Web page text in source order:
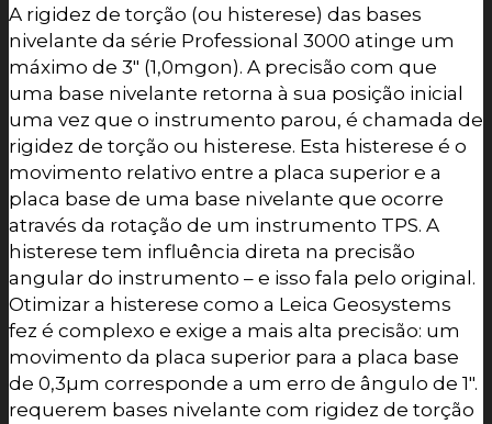
A rigidez de torção (ou histerese) das bases
nivelante da série Professional 3000 atinge um
máximo de 3″ (1,0mgon). A precisão com que
uma base nivelante retorna à sua posição inicial
uma vez que o instrumento parou, é chamada de
rigidez de torção ou histerese. Esta histerese é o
movimento relativo entre a placa superior e a
placa base de uma base nivelante que ocorre
através da rotação de um instrumento TPS. A
histerese tem influência direta na precisão
angular do instrumento – e isso fala pelo original.
Otimizar a histerese como a Leica Geosystems
fez é complexo e exige a mais alta precisão: um
movimento da placa superior para a placa base
de 0,3µm corresponde a um erro de ângulo de 1″.
requerem bases nivelante com rigidez de torção